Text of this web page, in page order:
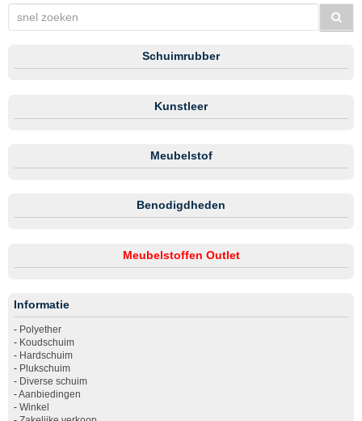
Schuimrubber
Kunstleer
Meubelstof
Benodigdheden
Meubelstoffen Outlet
Informatie
- Polyether
- Koudschuim
- Hardschuim
- Plukschuim
- Diverse schuim
-Aanbiedingen
- Winkel